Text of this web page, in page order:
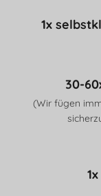
1x
30-
(Wir fügen